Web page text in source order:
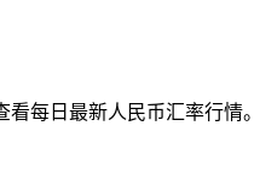
每日最新人民币汇率行情。